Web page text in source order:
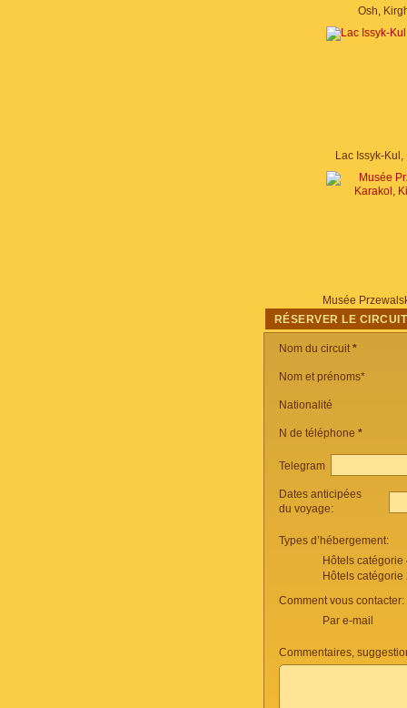
Osh,
Lac Issyk-
RÉSERVER LE CIRCUIT
Nom du circuit*
Nom et prénoms*
Nationalité
N de téléphone *
Telegram
Dates anticipées
du voyage:
Types d’hébergement:
Hôtels
Hôtels
Comment vous contacter:
Par e-mail
Commentaires,